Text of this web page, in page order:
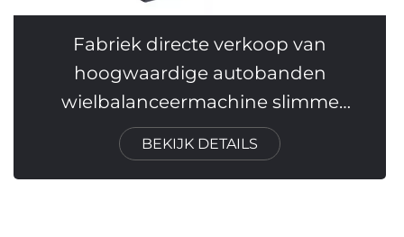
Fabriek directe verkoop van
hoogwaardige autobanden
wielbalanceermachine slimme
balanceermachine
BEKIJK DETAILS